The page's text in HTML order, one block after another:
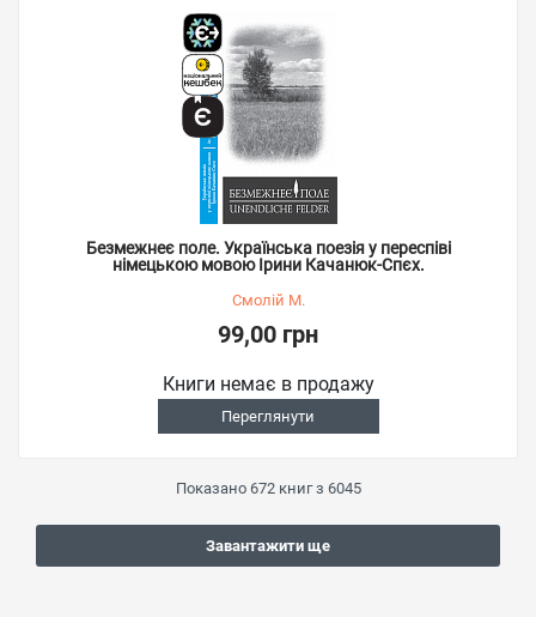
Безмежнеє поле. Українська поезія у переспіві
німецькою мовою Ірини Качанюк-Спєх.
Смолій М.
99,00 грн
Книги немає в продажу
Переглянути
Показано 672книг з 6045
Завантажити ще